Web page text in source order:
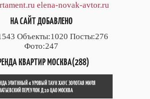
elena-novak-avtor.ru
НА САЙТ ДОБАВЛЕНО
Объекты:1020 Посты:276
Фото:247
КВАРТИР МОСКВА(288)
ЭЛИТННЫЙ 4 УРОВЫЙ ТАУН ХАУС ЗОЛОТАЯ МИЛЯ
ПЕРЕУЛОК Д.10 ЦАО МОСКВА